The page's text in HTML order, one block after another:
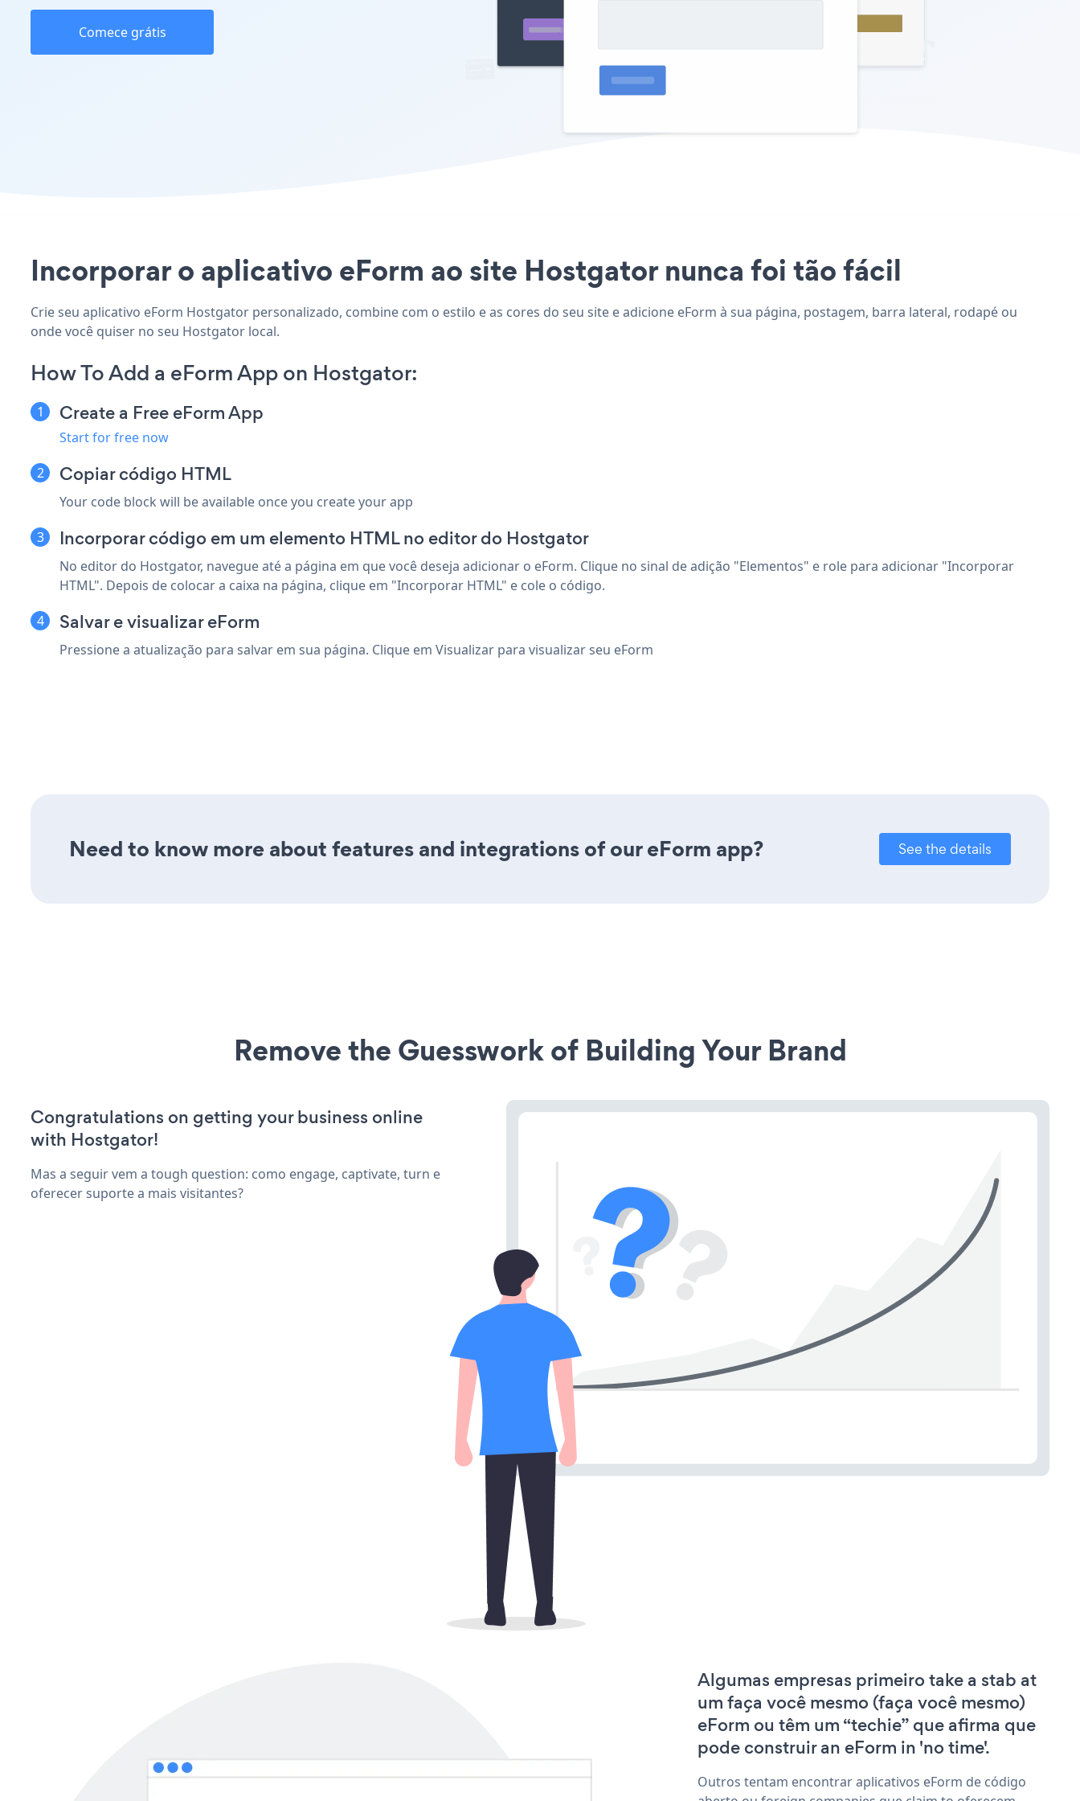
Comece grátis
Incorporar o aplicativo eForm ao site Hostgator nunca foi tão fácil
Crie seu aplicativo eForm Hostgator personalizado, combine com o estilo e as cores do seu site e adicione eForm à sua página, postagem, barra lateral, rodapé ou
onde você quiser no seu Hostgator local.
How To Add a eForm App on Hostgator:
Create a Free eForm App
Start for free now
Copiar código HTML
Your code block will be available once you create your app
Incorporar código em um elemento HTML no editor do Hostgator
No editor do Hostgator, navegue até a página em que você deseja adicionar o eForm. Clique no sinal de adição "Elementos" e role para adicionar "Incorporar
HTML". Depois de colocar a caixa na página, clique em "Incorporar HTML" e cole o código.
Salvar e visualizar eForm
Pressione a atualização para salvar em sua página. Clique em Visualizar para visualizar seu eForm
Need to know more about features and integrations of our eForm app? See the details
Remove the Guesswork of Building Your Brand
Congratulations on getting your business online
with Hostgator!
Mas a seguir vem a tough question: como engage, captivate, turn e
oferecer suporte a mais visitantes?
Algumas empresas primeiro take a stab at
um faça você mesmo (faça você mesmo)
eForm ou têm um “techie” que afirma que
pode construir an eForm in 'no time'.
Outros tentam encontrar aplicativos eForm de código